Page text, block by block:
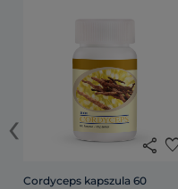
share
Cordyceps kapszula 60
‹